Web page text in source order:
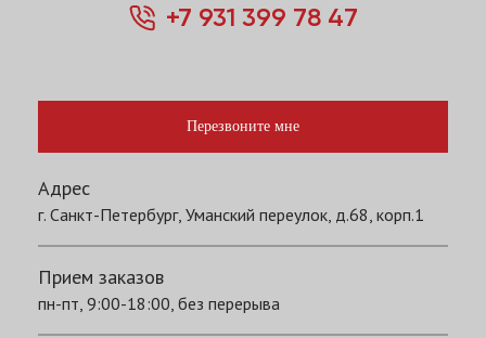
+7 931 399 78 47
Перезвоните мне
Адрес
г. Санкт-Петербург, Уманский переулок, д.68, корп.1
Прием заказов
пн-пт, 9:00-18:00, без перерыва